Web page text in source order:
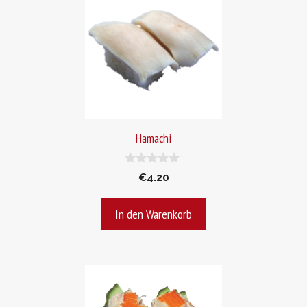
Hamachi
5
€4.20
In den Warenkorb